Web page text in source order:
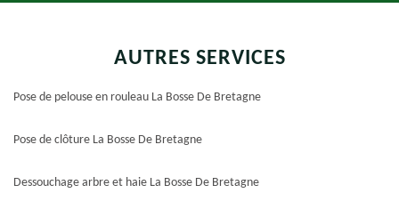
AUTRES SERVICES
Pose de pelouse en rouleau La Bosse De Bretagne
Pose de clôture La Bosse De Bretagne
Dessouchage arbre et haie La Bosse De Bretagne